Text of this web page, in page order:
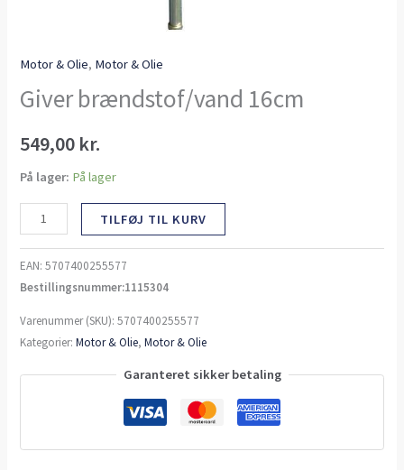
Motor & Olie, Motor & Olie
Giver brændstof/vand 16cm
549,00 kr.
På lager: På lager
TILFØJ TIL KURV
EAN:5707400255577
Bestillingsnummer:1115304
Varenummer (SKU):5707400255577
Kategorier:Motor & Olie,Motor & Olie
Garanteret sikker betaling